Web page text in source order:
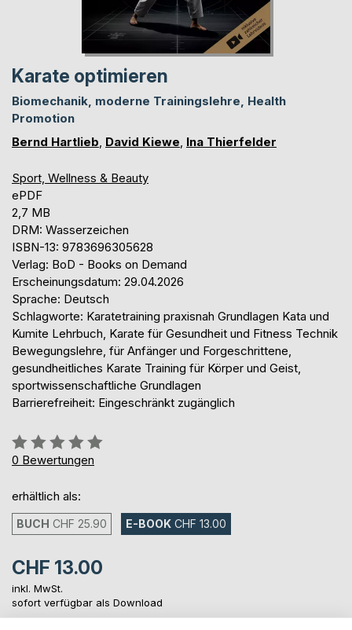
Karate optimieren
Biomechanik, moderne Trainingslehre, Health
Promotion
Bernd Hartlieb, David Kiewe, Ina Thierfelder
Sport, Wellness & Beauty
ePDF
2,7 MB
DRM: Wasserzeichen
ISBN-13: 9783696305628
Verlag: BoD - Books on Demand
Erscheinungsdatum: 29.04.2026
Sprache: Deutsch
Schlagworte: Karatetraining praxisnah Grundlagen Kata und
Kumite Lehrbuch, Karate für Gesundheit und Fitness Technik
Bewegungslehre, für Anfänger und Forgeschrittene,
gesundheitliches Karate Training für Körper und Geist,
sportwissenschaftliche Grundlagen
Barrierefreiheit: Eingeschränkt zugänglich
Bewertung::
0%
0 Bewertungen
erhältlich als:
BUCH CHF 25.90 E-BOOK CHF 13.00
CHF 13.00
inkl. MwSt.
sofort verfügbar als Download